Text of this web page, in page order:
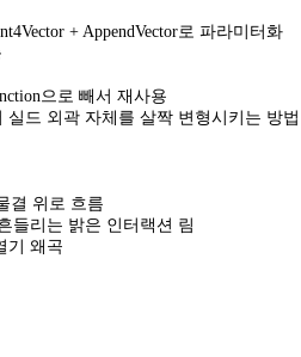
+ AppendVector로 파라미터화
으로 빼서 재사용
실드 외곽 자체를 살짝 변형시키는 방법
결 위로 흐름
들리는 밝은 인터랙션 림
기 왜곡